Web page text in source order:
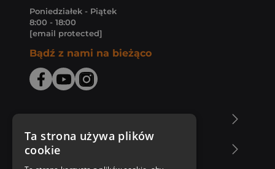
Poniedziałek - Piątek
8:00 - 18:00
[email protected]
Bądź z nami na bieżąco
Zakupy u nas
Ta strona używa plików
cookie